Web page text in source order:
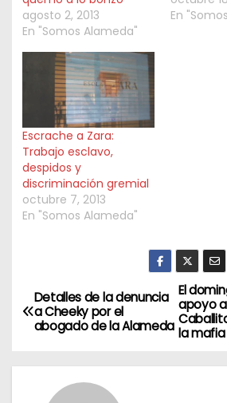
agosto 2, 2013
En "Somos Alameda"
En
Escrache a Zara:
Trabajo esclavo,
despidos y
discriminación gremial
octubre 7, 2013
En "Somos Alameda"
N
a
v
El
apoyo
la mafia
Detalles de la denuncia
a Cheeky por el
abogado de la Alameda